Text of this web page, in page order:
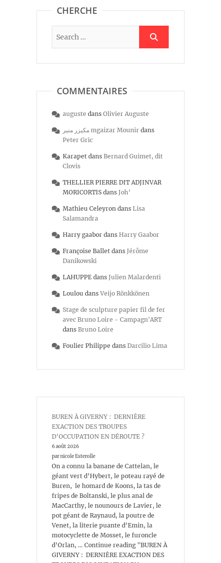
CHERCHE
COMMENTAIRES
auguste dans Olivier Auguste
مكيزر منير mgaizar Mounir dans
Peter Gric
Karapet dans Bernard Guimet, dit
Clovis
THELLIER PIERRE DIT ADJINVAR
MORICORTIS dans Joh’
Mathieu Celeyron dans Lisa
Salamandra
Harry gaabor dans Harry Gaabor
Françoise Ballet dans Jérôme
Danikowski
LAHUPPE dans Julien Malardenti
Loulou dans Veijo Rönkkönen
Stage de sculpture papier fil de fer
avec Bruno Loire - Campagn'ART
dans Bruno Loire
Foulier Philippe dans Darcilio Lima
BUREN À GIVERNY : DERNIÈRE
EXACTION DES TROUPES
D’OCCUPATION EN DÉROUTE ?
6 août 2026
par nicole Esterolle
On a connu la banane de Cattelan, le
géant vert d’Hybert, le poteau rayé de
Buren, le homard de Koons, la tas de
fripes de Boltanski, le plus anal de
MacCarthy, le nounours de Lavier, le
pot géant de Raynaud, la poutre de
Venet, la literie puante d’Emin, la
motocyclette de Mosset, le furoncle
d’Orlan, … Continue reading "BUREN À
GIVERNY : DERNIÈRE EXACTION DES